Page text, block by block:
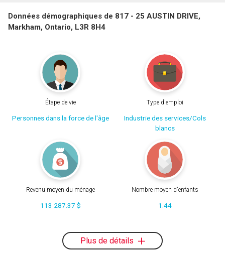
Données démographiques de 817 - 25 AUSTIN DRIVE,
Markham, Ontario, L3R 8H4
Étape de vie
Personnes dans la force de l'âge
Type d'emploi
Industrie des services/Cols
blancs
Revenu moyen du ménage
113 287.37 $
Nombre moyen d'enfants
1.44
Plus de détails